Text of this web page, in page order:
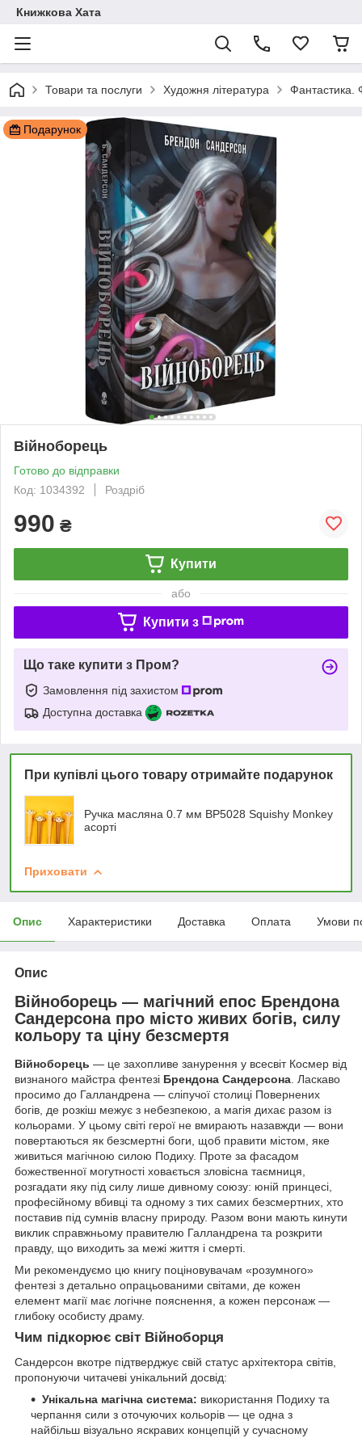
Книжкова Хата
Товари та послуги Художня література Фантастика.
Подарунок
Війноборець
Готово до відправки
Код: 1034392
Роздріб
990 ₴
Купити
або
Купити з
Що таке купити з Пром?
Замовлення під захистом
Доступна доставка
При купівлі цього товару отримайте подарунок
Ручка масляна 0.7 мм BP5028 Squishy Monkey
асорті
Приховати
Опис Характеристики Доставка Оплата Умови
Опис
Війноборець — магічний епос Брендона
Сандерсона про місто живих богів, силу
кольору та ціну безсмертя
Війноборець — це захопливе занурення у всесвіт Космер від
визнаного майстра фентезі Брендона Сандерсона. Ласкаво
просимо до Галландрена — сліпучої столиці Повернених
богів, де розкіш межує з небезпекою, а магія дихає разом із
кольорами. У цьому світі герої не вмирають назавжди — вони
повертаються як безсмертні боги, щоб правити містом, яке
живиться магічною силою Подиху. Проте за фасадом
божественної могутності ховається зловісна таємниця,
розгадати яку під силу лише дивному союзу: юній принцесі,
професійному вбивці та одному з тих самих безсмертних, хто
поставив під сумнів власну природу. Разом вони мають кинути
виклик справжньому правителю Галландрена та розкрити
правду, що виходить за межі життя і смерті.
Ми рекомендуємо цю книгу поціновувачам «розумного»
фентезі з детально опрацьованими світами, де кожен
елемент магії має логічне пояснення, а кожен персонаж —
глибоку особисту драму.
Чим підкорює світ Війноборця
Сандерсон вкотре підтверджує свій статус архітектора світів,
пропонуючи читачеві унікальний досвід:
Унікальна магічна система: використання Подиху та
черпання сили з оточуючих кольорів — це одна з
найбільш візуально яскравих концепцій у сучасному